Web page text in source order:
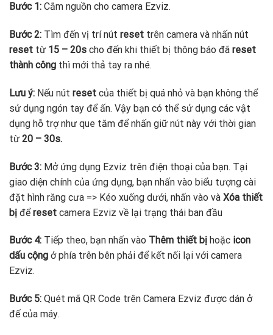
Bước 1: Cắm nguồn cho camera Ezviz.
Bước 2: Tìm đến vị trí nút reset trên camera và nhấn nút
reset từ 15 – 20s cho đến khi thiết bị thông báo đã reset
thành công thì mới thả tay ra nhé.
Lưu ý: Nếu nút reset của thiết bị quá nhỏ và bạn không thể
sử dụng ngón tay để ấn. Vậy bạn có thể sử dụng các vật
dụng hỗ trợ như que tăm để nhấn giữ nút này với thời gian
từ 20 – 30s.
Bước 3: Mở ứng dụng Ezviz trên điện thoại của bạn. Tại
giao diện chính của ứng dụng, bạn nhấn vào biểu tượng cài
đặt hình răng cưa => Kéo xuống dưới, nhấn vào và Xóa thiết
bị đểreset camera Ezviz về lại trạng thái ban đầu
Bước 4: Tiếp theo, bạn nhấn vào Thêm thiết bị hoặc icon
dấu cộng ở phía trên bên phải để kết nối lại với camera
Ezviz.
Bước 5: Quét mã QR Code trên Camera Ezviz được dán ở
đế của máy.